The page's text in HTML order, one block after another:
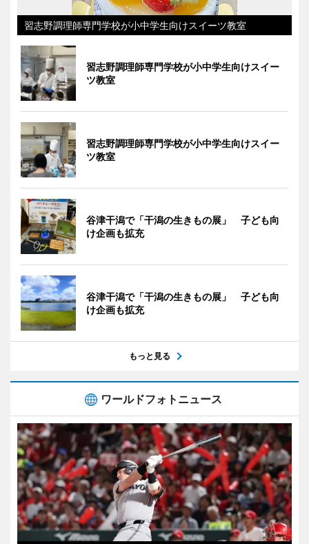
習志野調理師専門学校が小中学生向けスイーツ教室
習志野調理師専門学校が小中学生向けスイー
ツ教室
習志野調理師専門学校が小中学生向けスイー
ツ教室
谷津干潟で「干潟の生きもの展」 子ども向
け企画も拡充
谷津干潟で「干潟の生きもの展」 子ども向
け企画も拡充
もっと見る
ワールドフォトニュース